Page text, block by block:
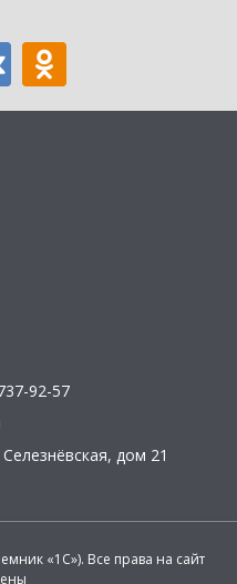
92-57
дом 21
«1С»). Все права на сайт